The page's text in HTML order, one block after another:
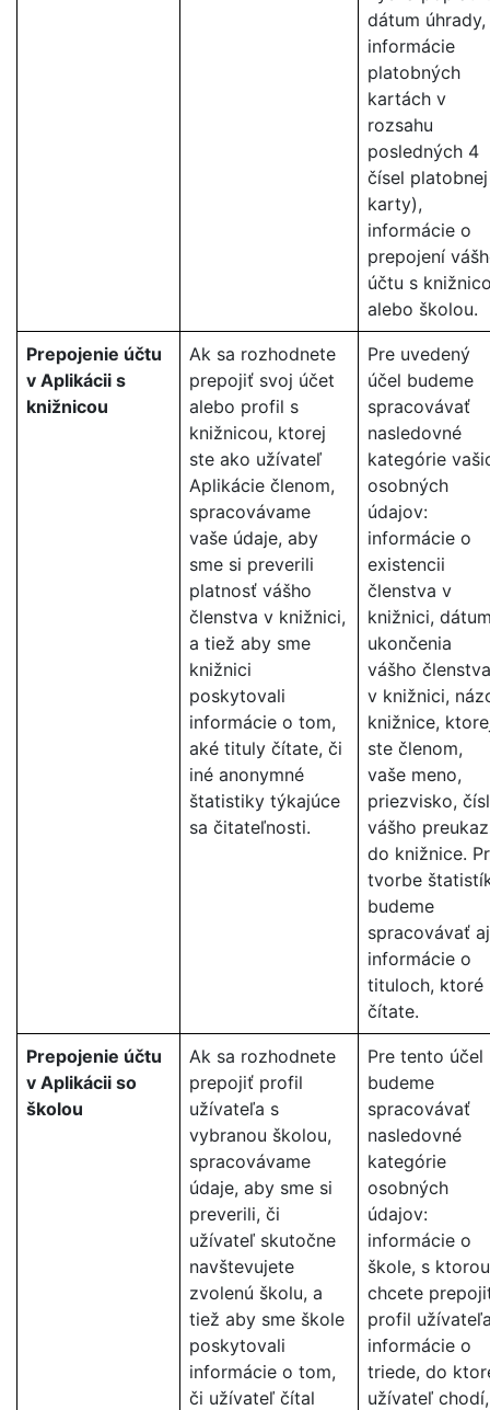
dátum úhrady,
informácie
platobných
kartách v
rozsahu
posledných 4
čísel platobnej
karty),
informácie o
prepojení
účtu s
alebo školou.
Prepojenie účtu
v Aplikácii s
knižnicou
Ak sa rozhodnete
prepojiť svoj účet
alebo profil s
knižnicou, ktorej
ste ako užívateľ
Aplikácie členom,
spracovávame
vaše údaje, aby
sme si preverili
platnosť vášho
členstva v knižnici,
a tiež aby sme
knižnici
poskytovali
informácie o tom,
aké tituly čítate, či
iné anonymné
štatistiky týkajúce
sa čitateľnosti.
Pre uvedený
účel budeme
spracovávať
nasledovné
kategórie
osobných
údajov:
informácie o
existencii
členstva v
knižnici,
ukončenia
vášho členstva
v knižnici,
knižnice,
ste členom,
vaše meno,
priezvisko,
vášho
do knižnice.
tvorbe
budeme
spracovávať aj
informácie o
tituloch, ktoré
čítate.
Prepojenie účtu
v Aplikácii so
školou
Ak sa rozhodnete
prepojiť profil
užívateľa s
vybranou školou,
spracovávame
údaje, aby sme si
preverili, či
užívateľ skutočne
navštevujete
zvolenú školu, a
tiež aby sme škole
poskytovali
informácie o tom,
či užívateľ čítal
Pre tento účel
budeme
spracovávať
nasledovné
kategórie
osobných
údajov:
informácie o
škole, s ktorou
chcete
profil
informácie o
triede, do
užívateľ chodí,